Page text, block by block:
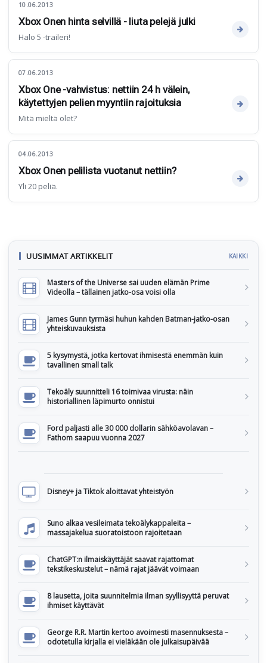
10.06.2013
Xbox Onen hinta selvillä - liuta pelejä julki
Halo 5 -traileri!
07.06.2013
Xbox One -vahvistus: nettiin 24 h välein,
käytettyjen pelien myyntiin rajoituksia
Mitä mieltä olet?
04.06.2013
Xbox Onen pelilista vuotanut nettiin?
Yli 20 peliä.
UUSIMMAT ARTIKKELIT KAIKKI
Masters of the Universe sai uuden elämän Prime
Videolla – tällainen jatko-osa voisi olla
James Gunn tyrmäsi huhun kahden Batman-jatko-osan
yhteiskuvauksista
5 kysymystä, jotka kertovat ihmisestä enemmän kuin
tavallinen small talk
Tekoäly suunnitteli 16 toimivaa virusta: näin
historiallinen läpimurto onnistui
Ford paljasti alle 30 000 dollarin sähköavolavan –
Fathom saapuu vuonna 2027
Disney+ ja Tiktok aloittavat yhteistyön
Suno alkaa vesileimata tekoälykappaleita –
massajakelua suoratoistoon rajoitetaan
ChatGPT:n ilmaiskäyttäjät saavat rajattomat
tekstikeskustelut – nämä rajat jäävät voimaan
8 lausetta, joita suunnitelmia ilman syyllisyyttä peruvat
ihmiset käyttävät
George R.R. Martin kertoo avoimesti masennuksesta –
odotetulla kirjalla ei vieläkään ole julkaisupäivää